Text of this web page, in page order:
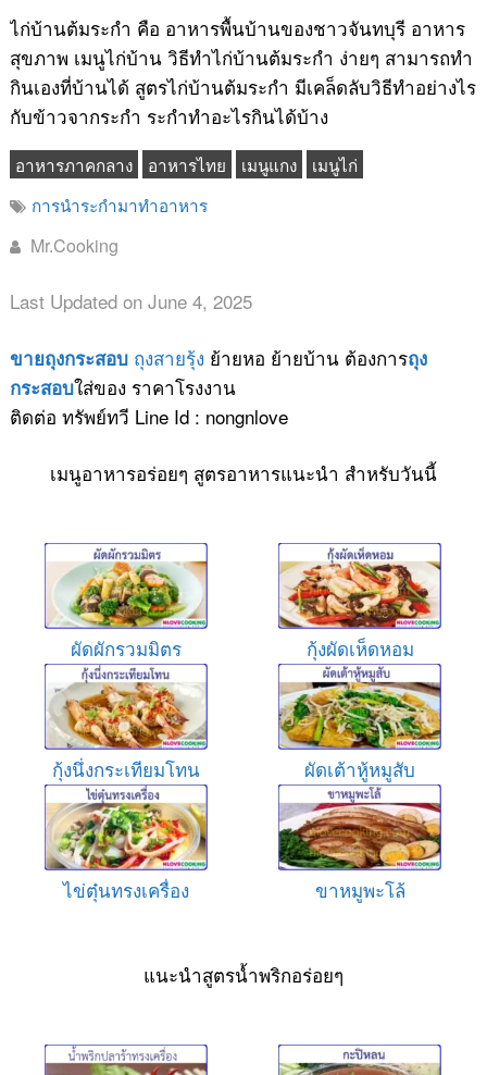
ไก่บ้านต้มระกำ คือ อาหารพื้นบ้านของชาวจันทบุรี อาหาร
สุขภาพ เมนูไก่บ้าน วิธีทำไก่บ้านต้มระกำ ง่ายๆ สามารถทำ
กินเองที่บ้านได้ สูตรไก่บ้านต้มระกำ มีเคล็ดลับวิธีทำอย่างไร
กับข้าวจากระกำ ระกำทำอะไรกินได้บ้าง
อาหารภาคกลาง อาหารไทย เมนูแกง
เมนูไก่
การนำระกำมาทำอาหาร
Mr.Cooking
Last Updated on June 4, 2025
ขายถุงกระสอบ ถุงสายรุ้ง ย้ายหอ ย้ายบ้าน ต้องการถุง
กระสอบใส่ของ ราคาโรงงาน
ติดต่อ ทรัพย์ทวี Line Id : nongnlove
เมนูอาหารอร่อยๆ สูตรอาหารแนะนำ สำหรับวันนี้
ผัดผักรวมมิตร กุ้งผัดเห็ดหอม
กุ้งนึ่งกระเทียมโทน ผัดเต้าหู้หมูสับ
ไข่ตุ๋นทรงเครื่อง ขาหมูพะโล้
แนะนำสูตรน้ำพริกอร่อยๆ